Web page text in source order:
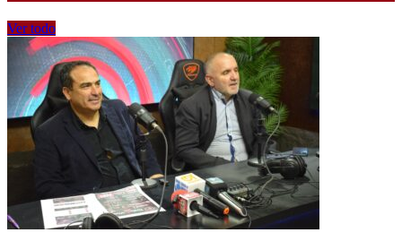
Ver todo